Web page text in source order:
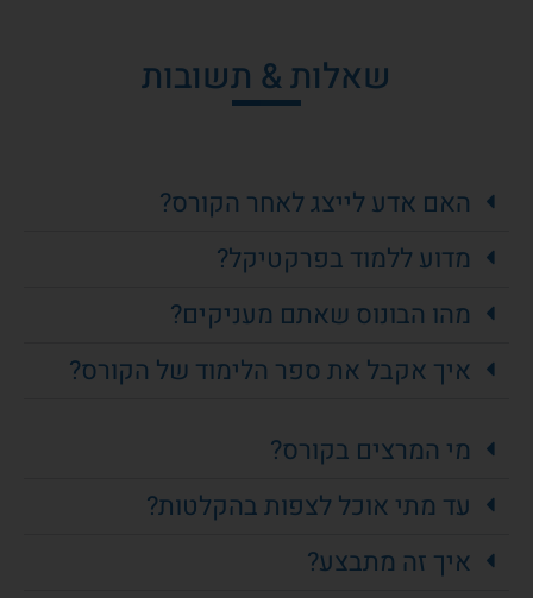
שאלות & תשובות
האם אדע לייצג לאחר הקורס?
מדוע ללמוד בפרקטיקל?
מהו הבונוס שאתם מעניקים?
איך אקבל את ספר הלימוד של הקורס?
מי המרצים בקורס?
עד מתי אוכל לצפות בהקלטות?
איך זה מתבצע?